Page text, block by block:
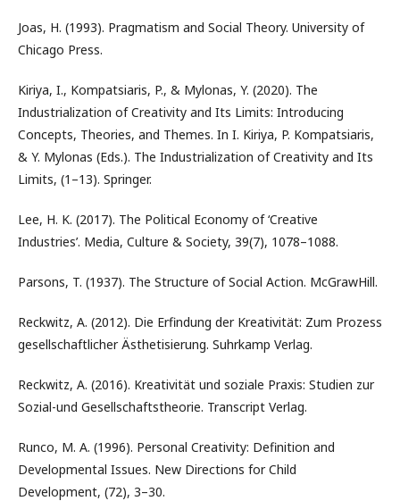
Joas, H. (1993). Pragmatism and Social Theory. University of
Chicago Press.
Kiriya, I., Kompatsiaris, P., & Mylonas, Y. (2020). The
Industrialization of Creativity and Its Limits: Introducing
Concepts, Theories, and Themes. In I. Kiriya, P. Kompatsiaris,
& Y. Mylonas (Eds.). The Industrialization of Creativity and Its
Limits, (1–13). Springer.
Lee, H. K. (2017). The Political Economy of ‘Creative
Industries’. Media, Culture & Society, 39(7), 1078–1088.
Parsons, T. (1937). The Structure of Social Action. McGrawHill.
Reckwitz, A. (2012). Die Erfindung der Kreativität: Zum Prozess
gesellschaftlicher Ästhetisierung. Suhrkamp Verlag.
Reckwitz, A. (2016). Kreativität und soziale Praxis: Studien zur
Sozial-und Gesellschaftstheorie. Transcript Verlag.
Runco, M. A. (1996). Personal Creativity: Definition and
Developmental Issues. New Directions for Child
Development, (72), 3–30.